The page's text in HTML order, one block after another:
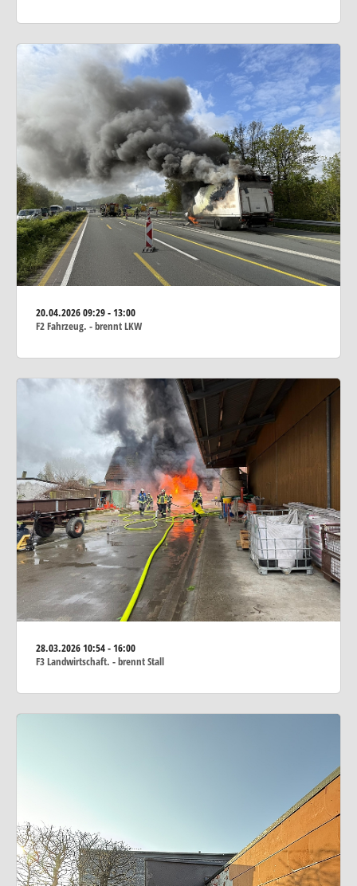
20.04.202609:29 - 13:00
F2 Fahrzeug. - brennt LKW
28.03.202610:54 - 16:00
F3 Landwirtschaft. - brennt Stall